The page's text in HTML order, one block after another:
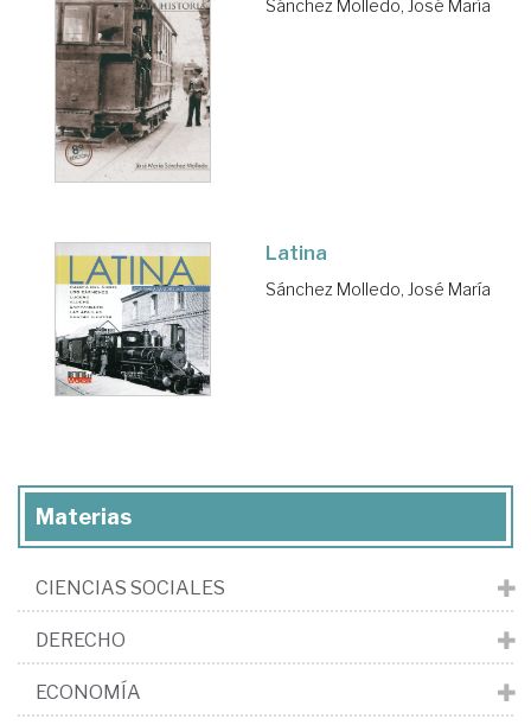
Sánchez Molledo, José María
Latina
Sánchez Molledo, José María
Materias
CIENCIAS SOCIALES
DERECHO
ECONOMÍA